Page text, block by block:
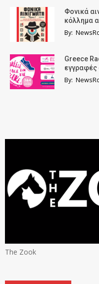
Φονικά
κόλλημα
By:
Greece
εγγραφές
By:
The Zook